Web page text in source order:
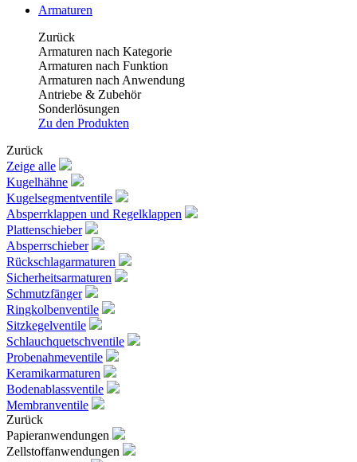
Armaturen
Zurück
Armaturen nach Kategorie
Armaturen nach Funktion
Armaturen nach Anwendung
Antriebe & Zubehör
Sonderlösungen
Zu den Produkten
Zurück
Zeige alle
Kugelhähne
Kugelsegmentventile
Absperrklappen und Regelklappen
Plattenschieber
Absperrschieber
Rückschlagarmaturen
Sicherheitsarmaturen
Schmutzfänger
Ringkolbenventile
Sitzkegelventile
Schlauchquetschventile
Probenahmeventile
Keramikarmaturen
Bodenablassventile
Membranventile
Zurück
Papieranwendungen
Zellstoffanwendungen